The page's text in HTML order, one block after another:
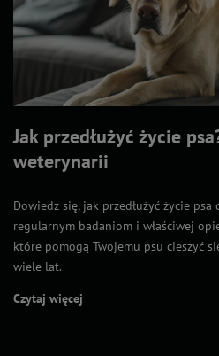
Jak przedłużyć życie
weterynarii
Dowiedz się, jak przedłużyć życie
regularnym badaniom i właściwej
które pomogą Twojemu psu cieszyć
wiele lat.
Czytaj więcej